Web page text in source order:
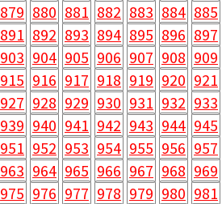
879 880 881 882 883 884 885
891 892 893 894 895 896 897
903 904 905 906 907 908 909
915 916 917 918 919 920 921
927 928 929 930 931 932 933
939 940 941 942 943 944 945
951 952 953 954 955 956 957
963 964 965 966 967 968 969
975 976 977 978 979 980 981